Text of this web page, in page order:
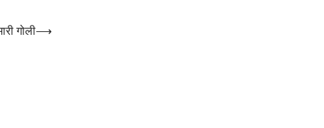
गोली⟶